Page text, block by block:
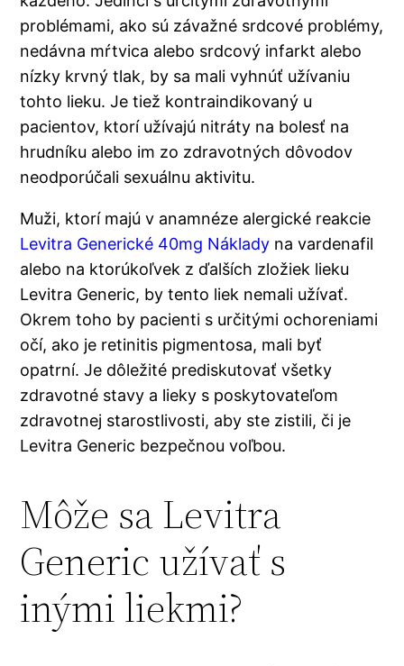
problémami, ako sú závažné srdcové problémy,
nedávna mŕtvica alebo srdcový infarkt alebo
nízky krvný tlak, by sa mali vyhnúť užívaniu
tohto lieku. Je tiež kontraindikovaný u
pacientov, ktorí užívajú nitráty na bolesť na
hrudníku alebo im zo zdravotných dôvodov
neodporúčali sexuálnu aktivitu.
Muži, ktorí majú v anamnéze alergické reakcie
Levitra Generické 40mg Náklady na vardenafil
alebo na ktorúkoľvek z ďalších zložiek lieku
Levitra Generic, by tento liek nemali užívať.
Okrem toho by pacienti s určitými ochoreniami
očí, ako je retinitis pigmentosa, mali byť
opatrní. Je dôležité prediskutovať všetky
zdravotné stavy a lieky s poskytovateľom
zdravotnej starostlivosti, aby ste zistili, či je
Levitra Generic bezpečnou voľbou.
Môže sa Levitra
Generic užívať s
inými liekmi?